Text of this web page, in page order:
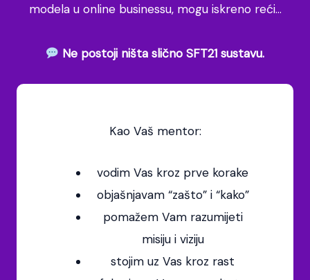
modela u online businessu, mogu iskreno reći…
Ne postoji ništa slično SFT21 sustavu.
Kao Vaš mentor:
vodim Vas kroz prve korake
objašnjavam “zašto” i “kako”
pomažem Vam razumijeti
misiju i viziju
stojim uz Vas kroz rast